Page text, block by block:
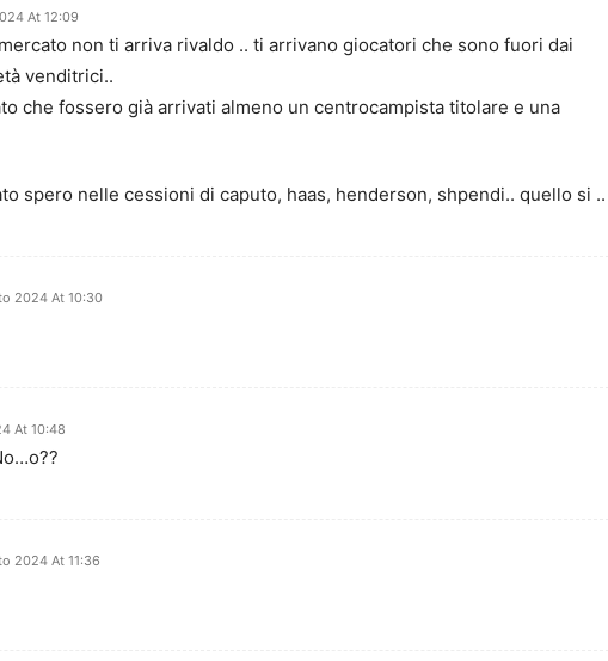
At 12:09
non ti arriva rivaldo .. ti arrivano giocatori che sono fuori dai
venditrici..
che fossero già arrivati almeno un centrocampista titolare e una
spero nelle cessioni di caputo, haas, henderson, shpendi.. quello si ..
2024 At 10:30
At 10:48
2024 At 11:36